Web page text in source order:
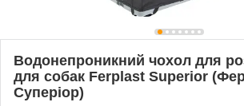
Водонепроникний чохол для
для собак Ferplast Superior
Суперіор)